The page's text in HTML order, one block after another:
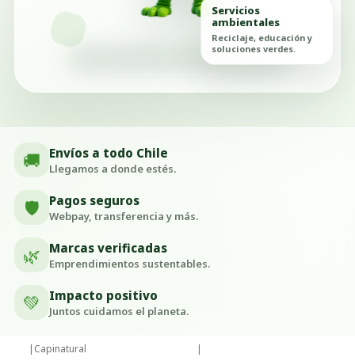
Servicios
ambientales
Reciclaje, educación y
soluciones verdes.
🚚 Envíos a todo Chile
Llegamos a donde estés.
🛡️ Pagos seguros
Webpay, transferencia y más.
🌿 Marcas verificadas
Emprendimientos sustentables.
💚 Impacto positivo
Juntos cuidamos el planeta.
| Capinatural |